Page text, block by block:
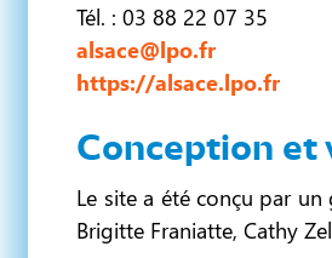
Tél. : 03 88 22 07 35
alsace@lpo.fr
https://alsace.lpo.fr
Conception et
Le site a été conçu par
Brigitte Franiatte, Cathy